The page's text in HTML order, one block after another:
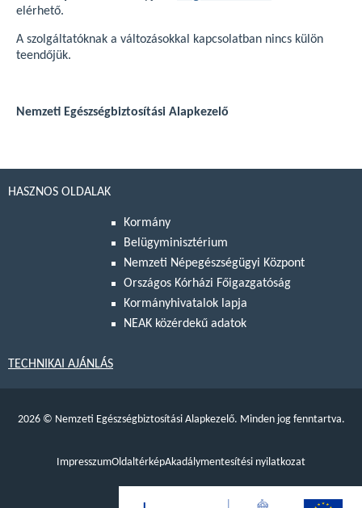
elérhető.
A szolgáltatóknak a változásokkal kapcsolatban nincs külön
teendőjük.
Nemzeti Egészségbiztosítási Alapkezelő
HASZNOS OLDALAK
Kormány
Belügyminisztérium
Nemzeti Népegészségügyi Központ
Országos Kórházi Főigazgatóság
Kormányhivatalok lapja
NEAK közérdekű adatok
TECHNIKAI AJÁNLÁS
2026 © Nemzeti Egészségbiztosítási Alapkezelő. Minden jog fenntartva.
ImpresszumOldaltérképAkadálymentesítési nyilatkozat